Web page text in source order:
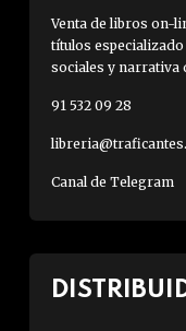
Venta de libros on-
títulos
sociales y narrativa
91 532 09 28
Canal de Telegram